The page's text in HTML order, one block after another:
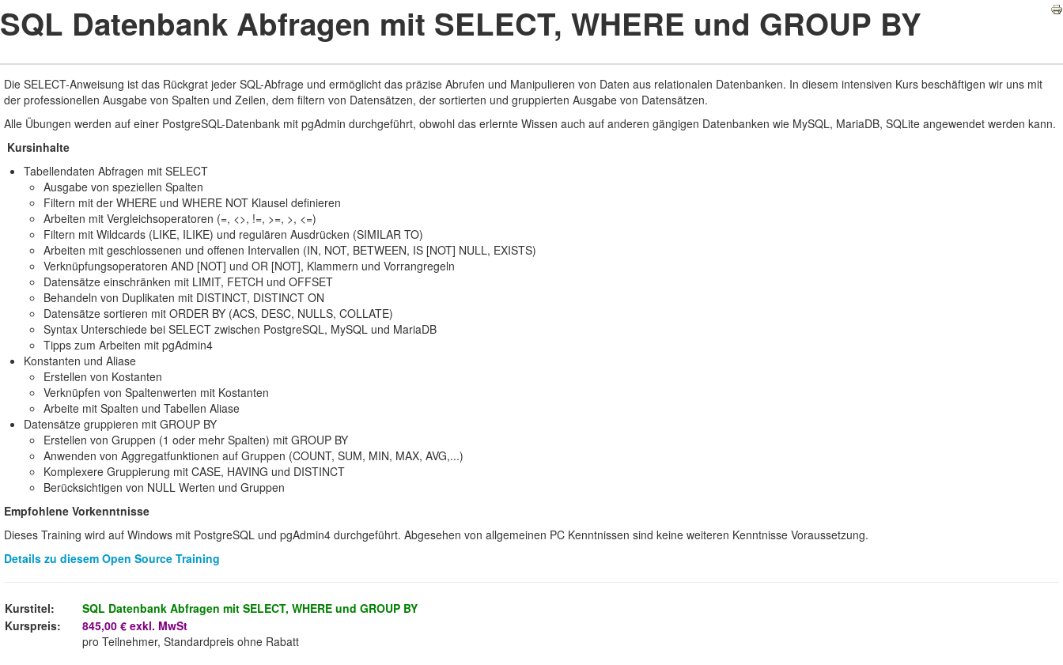
SQL Datenbank Abfragen mit SELECT, WHERE und GROUP BY
Die SELECT-Anweisung ist das Rückgrat jeder SQL-Abfrage und ermöglicht das präzise Abrufen und Manipulieren von Daten aus relationalen Datenbanken. In diesem intensiven Kurs beschäftigen wir uns mit
der professionellen Ausgabe von Spalten und Zeilen, dem filtern von Datensätzen, der sortierten und gruppierten Ausgabe von Datensätzen.
Alle Übungen werden auf einer PostgreSQL-Datenbank mit pgAdmin durchgeführt, obwohl das erlernte Wissen auch auf anderen gängigen Datenbanken wie MySQL, MariaDB, SQLite angewendet werden kann.
Kursinhalte
Tabellendaten Abfragen mit SELECT
Ausgabe von speziellen Spalten
Filtern mit der WHERE und WHERE NOT Klausel definieren
Arbeiten mit Vergleichsoperatoren (=, <>, !=, >=, >, <=)
Filtern mit Wildcards (LIKE, ILIKE) und regulären Ausdrücken (SIMILAR TO)
Arbeiten mit geschlossenen und offenen Intervallen (IN, NOT, BETWEEN, IS [NOT] NULL, EXISTS)
Verknüpfungsoperatoren AND [NOT] und OR [NOT], Klammern und Vorrangregeln
Datensätze einschränken mit LIMIT, FETCH und OFFSET
Behandeln von Duplikaten mit DISTINCT, DISTINCT ON
Datensätze sortieren mit ORDER BY (ACS, DESC, NULLS, COLLATE)
Syntax Unterschiede bei SELECT zwischen PostgreSQL, MySQL und MariaDB
Tipps zum Arbeiten mit pgAdmin4
Konstanten und Aliase
Erstellen von Kostanten
Verknüpfen von Spaltenwerten mit Kostanten
Arbeite mit Spalten und Tabellen Aliase
Datensätze gruppieren mit GROUP BY
Erstellen von Gruppen (1 oder mehr Spalten) mit GROUP BY
Anwenden von Aggregatfunktionen auf Gruppen (COUNT, SUM, MIN, MAX, AVG,...)
Komplexere Gruppierung mit CASE, HAVING und DISTINCT
Berücksichtigen von NULL Werten und Gruppen
Empfohlene Vorkenntnisse
Dieses Training wird auf Windows mit PostgreSQL und pgAdmin4 durchgeführt. Abgesehen von allgemeinen PC Kenntnissen sind keine weiteren Kenntnisse Voraussetzung.
Details zu diesem Open Source Training
Kurstitel:
SQL Datenbank Abfragen mit SELECT, WHERE und GROUP BY
Kurspreis:
845,00 € exkl. MwSt
pro Teilnehmer, Standardpreis ohne Rabatt